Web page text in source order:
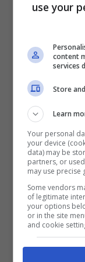
dire “no” a
nel tempo
altissimo
molto di
alcuni dei
complessi
logiche più
così un
artistica e
I risultati
use your
content
services
Store
Learn
Your personal
your device
data) may be
partners, or
may use precise
Some vendors
of legitimate
your options
or in the site
and cookie